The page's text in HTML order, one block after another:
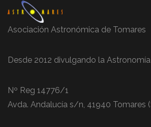
Asociación Astronómica de Tomares
Desde 2012 divulgando la
Nº Reg 14776/1
Avda. Andalucía s/n, 41940 Tomares